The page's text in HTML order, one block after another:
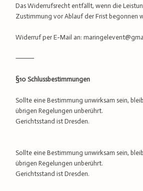
Das Widerrufsrecht entfällt, wenn die
Zustimmung vor Ablauf der Frist begonnen
Widerruf per E-Mail an:
⸻
§10 Schlussbestimmungen
Sollte eine Bestimmung unwirksam sein,
übrigen Regelungen unberührt.
Gerichtsstand ist Dresden.
Sollte eine Bestimmung unwirksam sein,
übrigen Regelungen unberührt.
Gerichtsstand ist Dresden.